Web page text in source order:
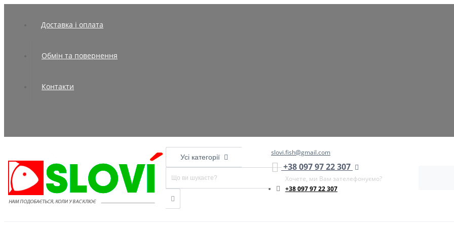
Доставка і оплата
Обмін та повернення
Контакти
Усі категорії
slovi.fish@gmail.com
+38 097 97 22 307
Хочете, ми Вам зателефонуємо?
+38 097 97 22 307